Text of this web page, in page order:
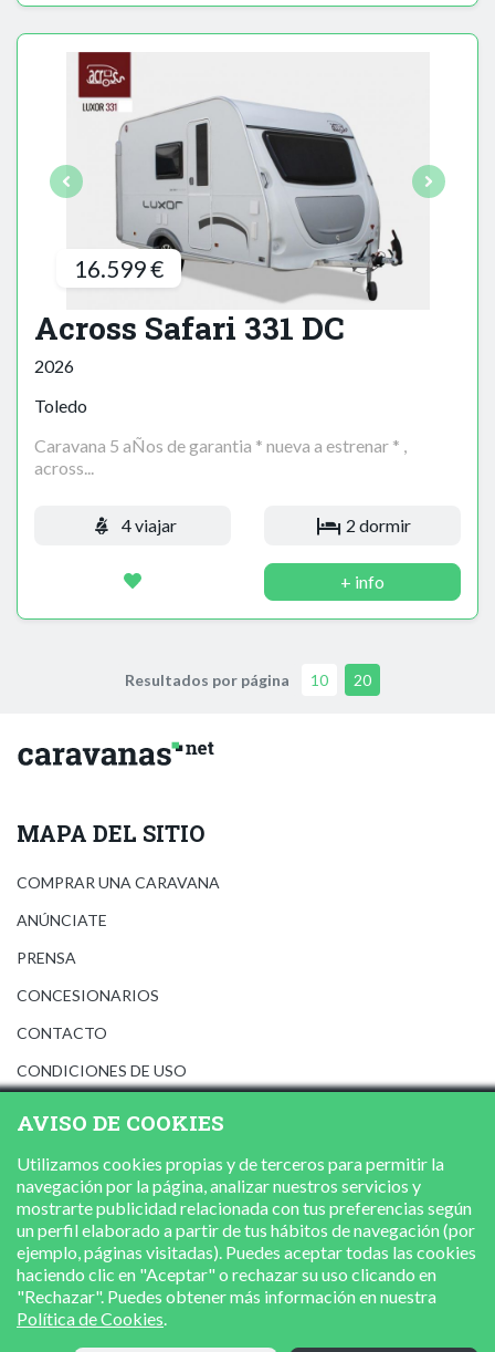
16.599 €
Across Safari 331 DC
2026
Toledo
Caravana 5 aÑos de garantia * nueva a estrenar * ,
across...
4 viajar 2 dormir
+ info
Resultados por página 10 20
MAPA DEL SITIO
COMPRAR UNA CARAVANA
ANÚNCIATE
PRENSA
CONCESIONARIOS
CONTACTO
CONDICIONES DE USO
POLÍTICA DE COOKIES
AVISO DE COOKIES
Utilizamos cookies propias y de terceros para permitir la
navegación por la página, analizar nuestros servicios y
mostrarte publicidad relacionada con tus preferencias según
un perfil elaborado a partir de tus hábitos de navegación (por
ejemplo, páginas visitadas). Puedes aceptar todas las cookies
haciendo clic en "Aceptar" o rechazar su uso clicando en
"Rechazar". Puedes obtener más información en nuestra
Política de Cookies.